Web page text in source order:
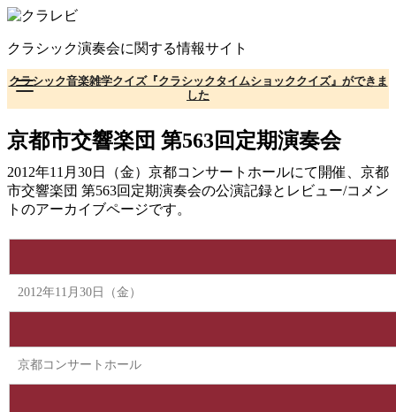
コ
テ
ン
ツ
へ
移
動
クラシック演奏会に関する情報サイト
クラシック音楽雑学クイズ『クラシックタイムショッククイズ』ができま
した
京都市交響楽団 第563回定期演奏会
2012年11月30日（金）京都コンサートホールにて開催、京都
市交響楽団 第563回定期演奏会の公演記録とレビュー/コメン
トのアーカイブページです。
2012年11月30日（金）
京都コンサートホール